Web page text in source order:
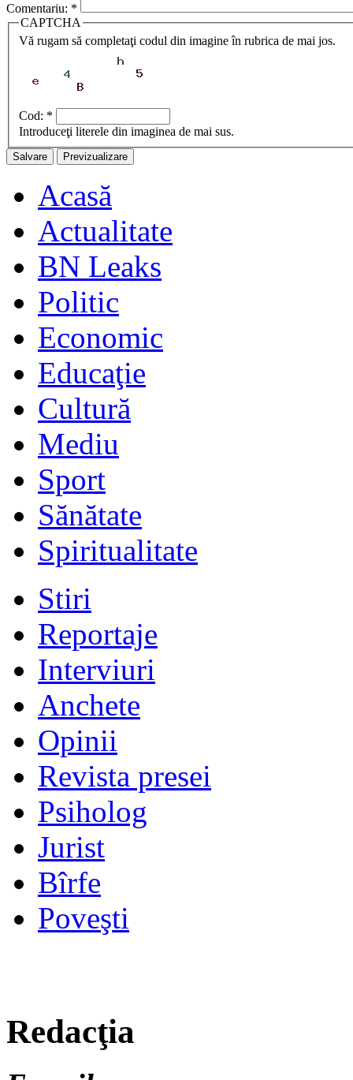
Comentariu: *
CAPTCHA
Vă rugam să completaţi codul din imagine în rubrica de mai jos.
Cod: *
Introduceţi literele din imaginea de mai sus.
Acasă
Actualitate
BN Leaks
Politic
Economic
Educaţie
Cultură
Mediu
Sport
Sănătate
Spiritualitate
Stiri
Reportaje
Interviuri
Anchete
Opinii
Revista presei
Psiholog
Jurist
Bîrfe
Poveşti
Redacţia